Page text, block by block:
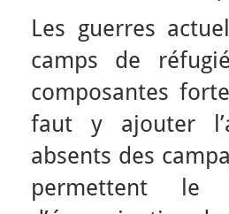
Les guerres
camps de
composantes
faut y ajouter
absents des
permettent le